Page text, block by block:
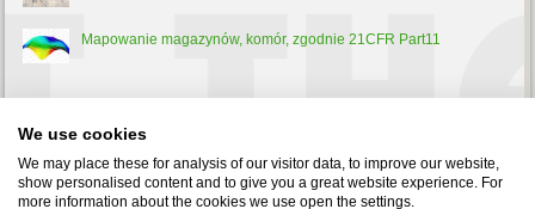
Mapowanie magazynów, komór, zgodnie 21CFR Part11
Pirometr - co to jest, jak działa i do czego służy?
We use cookies
We may place these for analysis of our visitor data, to improve our website,
show personalised content and to give you a great website experience. For
more information about the cookies we use open the settings.